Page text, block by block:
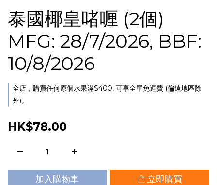
泰國椰皇啫喱 (2個)
MFG: 28/7/2026, BBF:
10/8/2026
全店，購買任何原個水果滿$400, 可享全單免運費 (偏遠地區除
外)。
HK$78.00
加入購物車 立即購買